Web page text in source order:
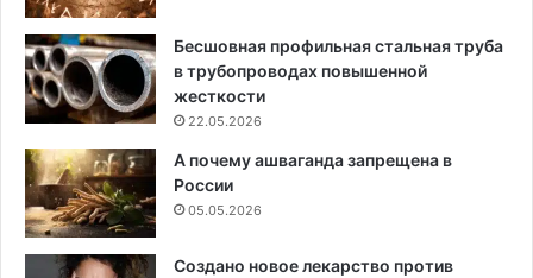
Бесшовная профильная стальная труба
в трубопроводах повышенной
жесткости
22.05.2026
А почему ашваганда запрещена в
России
05.05.2026
Создано новое лекарство против